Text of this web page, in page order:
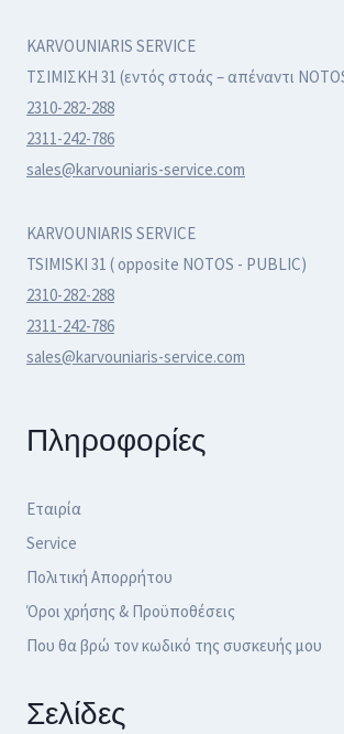
KARVOUNIARIS SERVICE
ΤΣΙΜΙΣΚΗ 31 (εντός στοάς – απέναντι
2310-282-288
2311-242-786
sales@karvouniaris-service.com
KARVOUNIARIS SERVICE
TSIMISKI 31 ( opposite NOTOS - PUBLIC)
2310-282-288
2311-242-786
sales@karvouniaris-service.com
Πληροφορίες
Εταιρία
Service
Πολιτική Απορρήτου
Όροι χρήσης & Προϋποθέσεις
Που θα βρώ τον κωδικό της συσκευής μου
Σελίδες